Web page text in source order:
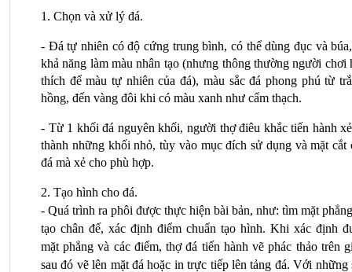
1. Chọn và xử lý đá.
- Đá tự nhiên có độ cứng trung bình, có thể dùng đục và
khả năng làm màu nhân tạo (nhưng thông thường người chơi
thích để màu tự nhiên của đá), màu sắc đá phong phú từ
hồng, đến vàng đôi khi có màu xanh như cẩm thạch.
- Từ 1 khối đá nguyên khối, người thợ điêu khắc tiến hành
thành những khối nhỏ, tùy vào mục đích sử dụng và mặt cắt
đá mà xẻ cho phù hợp.
2. Tạo hình cho đá.
- Quá trình ra phôi được thực hiện bài bản, như: tìm mặt
tạo chân đế, xác định điểm chuẩn tạo hình. Khi xác định
mặt phẳng và các điểm, thợ đá tiến hành vẽ phác thảo trên
sau đó vẽ lên mặt đá hoặc in trực tiếp lên tảng đá. Với những